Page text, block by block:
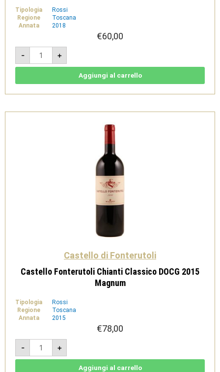
Tipologia
Rossi
Regione
Toscana
Annata
2018
€60,00
-
Concerto
2018
-
Toscana
di
+
Aggiungi al carrello
Castello di Fonterutoli
Castello Fonterutoli Chianti Classico DOCG 2015
Magnum
Tipologia
Rossi
Regione
Toscana
Annata
2015
€78,00
-
Castello
Fonterutoli
Chianti
Classico
+
Aggiungi al carrello